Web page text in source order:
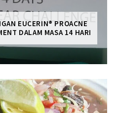
EUCERIN® PROACNE
DALAM MASA 14 HARI